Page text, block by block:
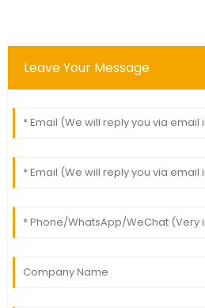
Leave Your Message